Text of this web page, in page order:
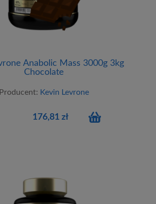
Anabolic Mass 3000g 3kg
Chocolate
Producent: Kevin Levrone
176,81 zł